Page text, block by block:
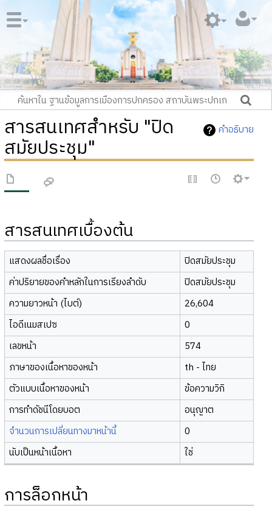
คำอธิบาย
สารสนเทศสำหรับ "ปิด
สมัยประชุม"
สารสนเทศเบื้องต้น
แสดงผลชื่อเรื่อง
ปิดสมัยประชุม
ค่าปริยายของคำหลักในการเรียงลำดับ
ปิดสมัยประชุม
ความยาวหน้า (ไบต์)
26,604
ไอดีเนมสเปซ
0
เลขหน้า
574
ภาษาของเนื้อหาของหน้า
th - ไทย
ตัวแบบเนื้อหาของหน้า
ข้อความวิกิ
การทำดัชนีโดยบอต
อนุญาต
จำนวนการเปลี่ยนทางมาหน้านี้
0
นับเป็นหน้าเนื้อหา
ใช่
การล็อกหน้า